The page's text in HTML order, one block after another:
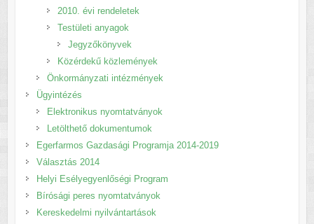
2010. évi rendeletek
Testületi anyagok
Jegyzőkönyvek
Közérdekű közlemények
Önkormányzati intézmények
Ügyintézés
Elektronikus nyomtatványok
Letölthető dokumentumok
Egerfarmos Gazdasági Programja 2014-2019
Választás 2014
Helyi Esélyegyenlőségi Program
Bírósági peres nyomtatványok
Kereskedelmi nyilvántartások